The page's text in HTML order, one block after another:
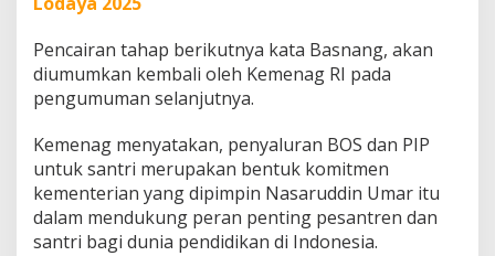
Pencairan tahap berikutnya kata Basnang, akan
diumumkan kembali oleh Kemenag RI pada
pengumuman selanjutnya.
Kemenag menyatakan, penyaluran BOS dan PIP
untuk santri merupakan bentuk komitmen
kementerian yang dipimpin Nasaruddin Umar itu
dalam mendukung peran penting pesantren dan
santri bagi dunia pendidikan di Indonesia.